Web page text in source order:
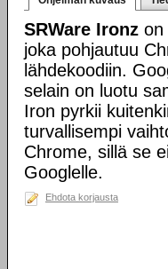
SRWare Ironz on
joka pohjautuu
lähdekoodiin.
selain on luotu
Iron pyrkii
turvallisempi
Chrome, sillä se
Googlelle.
Ehdota korjausta